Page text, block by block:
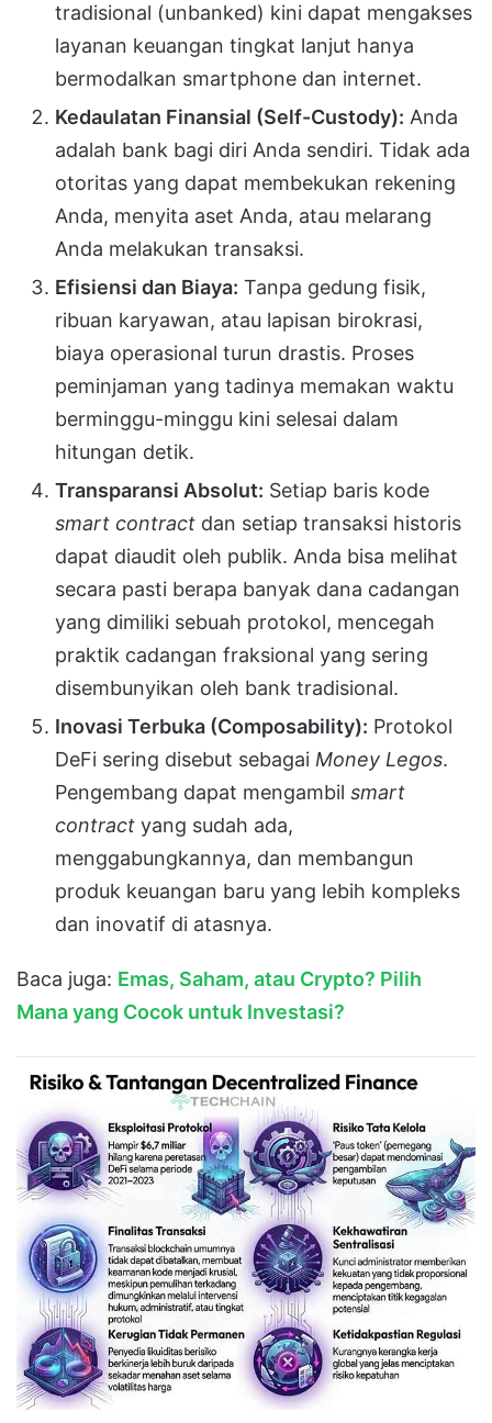
tradisional (unbanked) kini dapat mengakses
layanan keuangan tingkat lanjut hanya
bermodalkan smartphone dan internet.
Kedaulatan Finansial (Self-Custody): Anda
adalah bank bagi diri Anda sendiri. Tidak ada
otoritas yang dapat membekukan rekening
Anda, menyita aset Anda, atau melarang
Anda melakukan transaksi.
Efisiensi dan Biaya: Tanpa gedung fisik,
ribuan karyawan, atau lapisan birokrasi,
biaya operasional turun drastis. Proses
peminjaman yang tadinya memakan waktu
berminggu-minggu kini selesai dalam
hitungan detik.
Transparansi Absolut: Setiap baris kode
smart contract dan setiap transaksi historis
dapat diaudit oleh publik. Anda bisa melihat
secara pasti berapa banyak dana cadangan
yang dimiliki sebuah protokol, mencegah
praktik cadangan fraksional yang sering
disembunyikan oleh bank tradisional.
Inovasi Terbuka (Composability): Protokol
DeFi sering disebut sebagai Money Legos.
Pengembang dapat mengambil smart
contract yang sudah ada,
menggabungkannya, dan membangun
produk keuangan baru yang lebih kompleks
dan inovatif di atasnya.
Baca juga: Emas, Saham, atau Crypto? Pilih
Mana yang Cocok untuk Investasi?